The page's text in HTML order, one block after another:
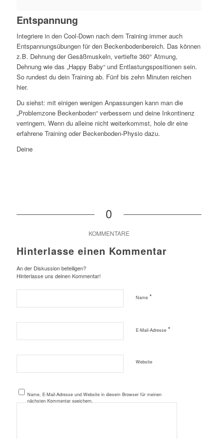
Entspannung
Integriere in den Cool-Down nach dem Training immer auch
Entspannungsübungen für den Beckenbodenbereich. Das können
z.B. Dehnung der Gesäßmuskeln, vertiefte 360° Atmung,
Dehnung wie das „Happy Baby“ und Entlastungspositionen sein.
So rundest du dein Training ab. Fünf bis zehn Minuten reichen
hier.
Du siehst: mit einigen wenigen Anpassungen kann man die
„Problemzone Beckenboden“ verbessern und deine Inkontinenz
verringern. Wenn du alleine nicht weiterkommst, hole dir eine
erfahrene Training oder Beckenboden-Physio dazu.
Deine
0
KOMMENTARE
Hinterlasse einen Kommentar
An der Diskussion beteiligen?
Hinterlasse uns deinen Kommentar!
Name *
E-Mail-Adresse *
Website
Name, E-Mail-Adresse und Website in diesem Browser für meinen
nächsten Kommentar speichern.